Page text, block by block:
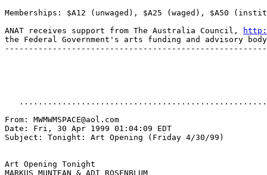
Memberships: $A12 (unwaged), $A25 (waged), $A50
ANAT receives support from The Australia Council,
the Federal Government's arts funding and advisory body
From: MWMWMSPACE@aol.com
Date: Fri, 30 Apr 1999 01:04:09 EDT
Subject: Tonight: Art Opening (Friday 4/30/99)
Art Opening Tonight
MARKUS MUNTEAN & ADI ROSENBLUM